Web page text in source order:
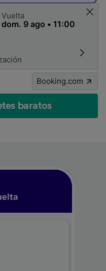
Vuelta
Booking.com
baratos